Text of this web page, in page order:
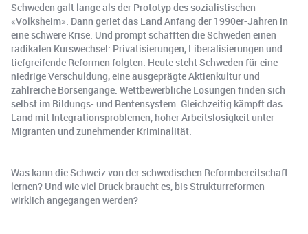
Schweden galt lange als der Prototyp des sozialistischen
«Volksheim». Dann geriet das Land Anfang der 1990er-Jahren in
eine schwere Krise. Und prompt schafften die Schweden einen
radikalen Kurswechsel: Privatisierungen, Liberalisierungen und
tiefgreifende Reformen folgten. Heute steht Schweden für eine
niedrige Verschuldung, eine ausgeprägte Aktienkultur und
zahlreiche Börsengänge. Wettbewerbliche Lösungen finden sich
selbst im Bildungs- und Rentensystem. Gleichzeitig kämpft das
Land mit Integrationsproblemen, hoher Arbeitslosigkeit unter
Migranten und zunehmender Kriminalität.
Was kann die Schweiz von der schwedischen Reformbereitschaft
lernen? Und wie viel Druck braucht es, bis Strukturreformen
wirklich angegangen werden?